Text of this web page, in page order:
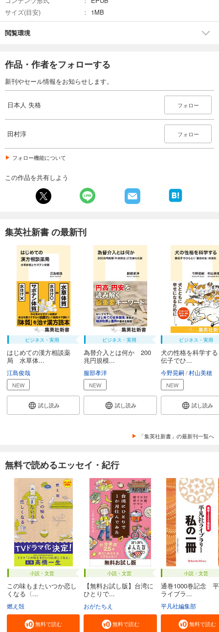
サイズ(目安)
1MB
閲覧環境
作品・作者をフォローする
新刊やセール情報をお知らせします。
日本人 失格 フォロー
田村淳 フォロー
フォロー機能について
この作品を共有しよう
集英社新書 の最新刊
ビジネス・実用
はじめての漢方相談薬
局 水草体...
江島俊哉
NEW
試し読み
ビジネス・実用
為替介入とは何か 200
兆円規模...
服部孝洋
NEW
試し読み
ビジネス・実用
犬の性格を科学す
伝子でひ...
今野晃嗣 村山美穂
NEW
試し読み
「集英社新書」の最新刊一覧へ
無料で読めるエッセイ・紀行
小説・文芸
この味もまたいつか恋し
くなる〈...
燃え殻
無料で読む
小説・文芸
【無料お試し版】台湾に
ひとりで...
おがたちえ
無料で読む
小説・文芸
通巻1000巻記念
ライブラ...
平凡社編集部
無料で読む